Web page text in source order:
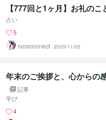
【777回と1ヶ月】お礼のこ
占い
5
ryosconnect 2025/11/05
年末のご挨拶と、心からの
記事
学び
4